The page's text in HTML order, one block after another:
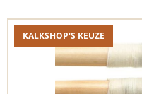
KALKSHOP'S KEUZE